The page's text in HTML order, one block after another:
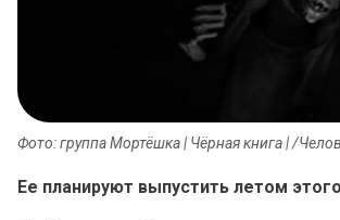
Фото: группа Мортёшка | Чёрная книга | /
Ее планируют выпустить летом